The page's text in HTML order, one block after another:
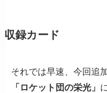
収録カード
それでは早速、今回追
「ロケット団の栄光」